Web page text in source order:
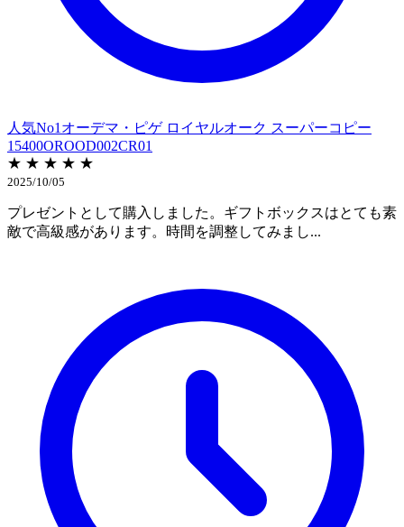
人気No1オーデマ・ピゲ ロイヤルオーク スーパーコピー
15400OROOD002CR01
★ ★ ★ ★ ★
2025/10/05
プレゼントとして購入しました。ギフトボックスはとても素
敵で高級感があります。時間を調整してみまし...